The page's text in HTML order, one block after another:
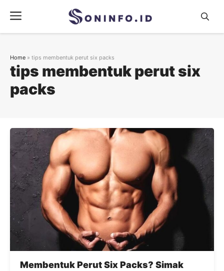
content
Menu
tips membentuk perut six
packs
Home » tips membentuk perut six packs
Membentuk Perut Six Packs? Simak